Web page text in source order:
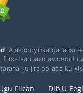
: Alaabooyinka ganacsi
fiirsataa inaad awoodid
ku jira oo aad ku
Fiican Dib U